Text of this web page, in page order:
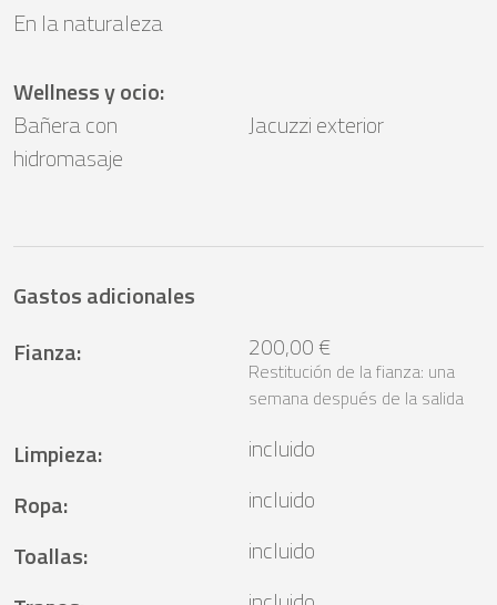
En la naturaleza
Wellness y ocio:
Bañera con
hidromasaje
Jacuzzi exterior
Gastos adicionales
Fianza: 200,00 €
Restitución de la fianza: una
semana después de la salida
Limpieza:
incluido
Ropa:
incluido
Toallas:
incluido